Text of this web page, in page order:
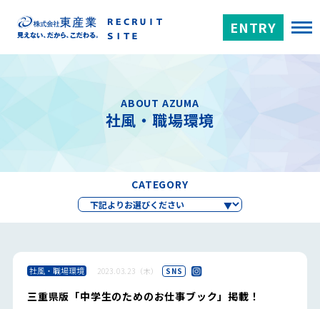
ENTRY
ABOUT AZUMA
社風・職場環境
CATEGORY
社風・職場環境 2023.03.23（木） SNS
三重県版「中学生のためのお仕事ブック」掲載！